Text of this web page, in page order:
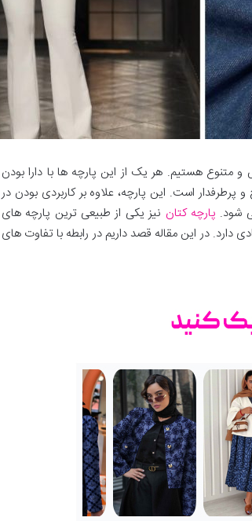
و متنوع هستیم. هر یک از این پارچه ها با دارا بودن
است. این پارچه، علاوه بر کاربردی بودن در
شود. پارچه کتان نیز یکی از طبیعی ترین پارچه های
در این مقاله قصد داریم در رابطه با تفاوت های